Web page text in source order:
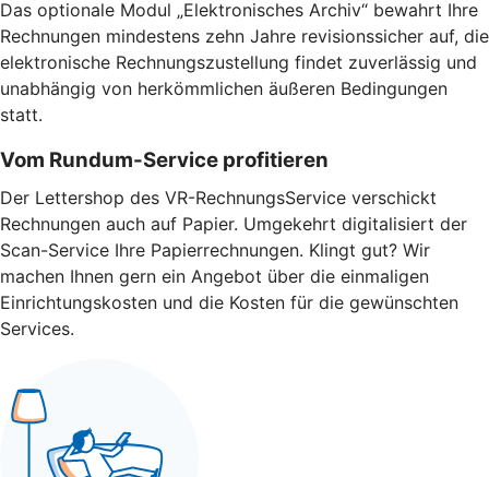
Das optionale Modul „Elektronisches Archiv“ bewahrt Ihre
Rechnungen mindestens zehn Jahre revisionssicher auf, die
elektronische Rechnungszustellung findet zuverlässig und
unabhängig von herkömmlichen äußeren Bedingungen
statt.
Vom Rundum-Service profitieren
Der Lettershop des VR-RechnungsService verschickt
Rechnungen auch auf Papier. Umgekehrt digitalisiert der
Scan-Service Ihre Papierrechnungen. Klingt gut? Wir
machen Ihnen gern ein Angebot über die einmaligen
Einrichtungskosten und die Kosten für die gewünschten
Services.